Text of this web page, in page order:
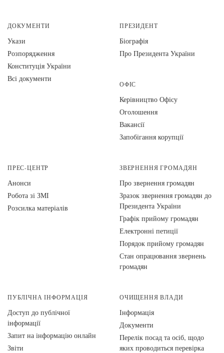
ДОКУМЕНТИ
Укази
Розпорядження
Конституція України
Всі документи
ПРЕЗИДЕНТ
Біографія
Про Президента України
ОФІС
Керівництво Офісу
Оголошення
Вакансії
Запобігання корупції
ПРЕС-ЦЕНТР
Анонси
Робота зі ЗМІ
Розсилка матеріалів
ЗВЕРНЕННЯ ГРОМАДЯН
Про звернення громадян
Зразок звернення громадян до
Президента України
Графік прийому громадян
Електронні петиції
Порядок прийому громадян
Стан опрацювання звернень
громадян
ПУБЛІЧНА ІНФОРМАЦІЯ
Доступ до публічної
інформації
Запит на інформацію онлайн
Звіти
ОЧИЩЕННЯ ВЛАДИ
Інформація
Документи
Перелік посад та осіб, щодо
яких проводиться перевірка